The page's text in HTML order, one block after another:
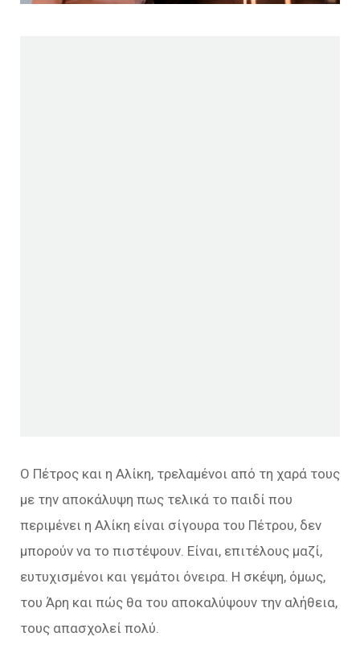
Ο Πέτρος και η Αλίκη, τρελαμένοι από τη χαρά τους
με την αποκάλυψη πως τελικά το παιδί που
περιμένει η Αλίκη είναι σίγουρα του Πέτρου, δεν
μπορούν να το πιστέψουν. Είναι, επιτέλους μαζί,
ευτυχισμένοι και γεμάτοι όνειρα. Η σκέψη, όμως,
του Άρη και πώς θα του αποκαλύψουν την αλήθεια,
τους απασχολεί πολύ.